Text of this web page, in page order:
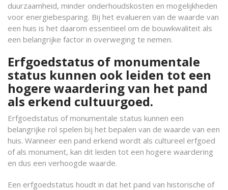
duurzaamheid, minder onderhoudskosten en mogelijkheden
voor energiebesparing. Bij het evalueren van de waarde van
een huis is het daarom essentieel om de bouwkwaliteit als
een belangrijke factor in overweging te nemen.
Erfgoedstatus of monumentale
status kunnen ook leiden tot een
hogere waardering van het pand
als erkend cultuurgoed.
Erfgoedstatus of monumentale status kunnen een
belangrijke rol spelen bij het bepalen van de waarde van een
huis. Wanneer een pand erkend wordt als cultureel erfgoed
of als monument, kan dit leiden tot een hogere waardering
en dus een verhoogde waarde.
Een erfgoedstatus houdt in dat het pand van historische of